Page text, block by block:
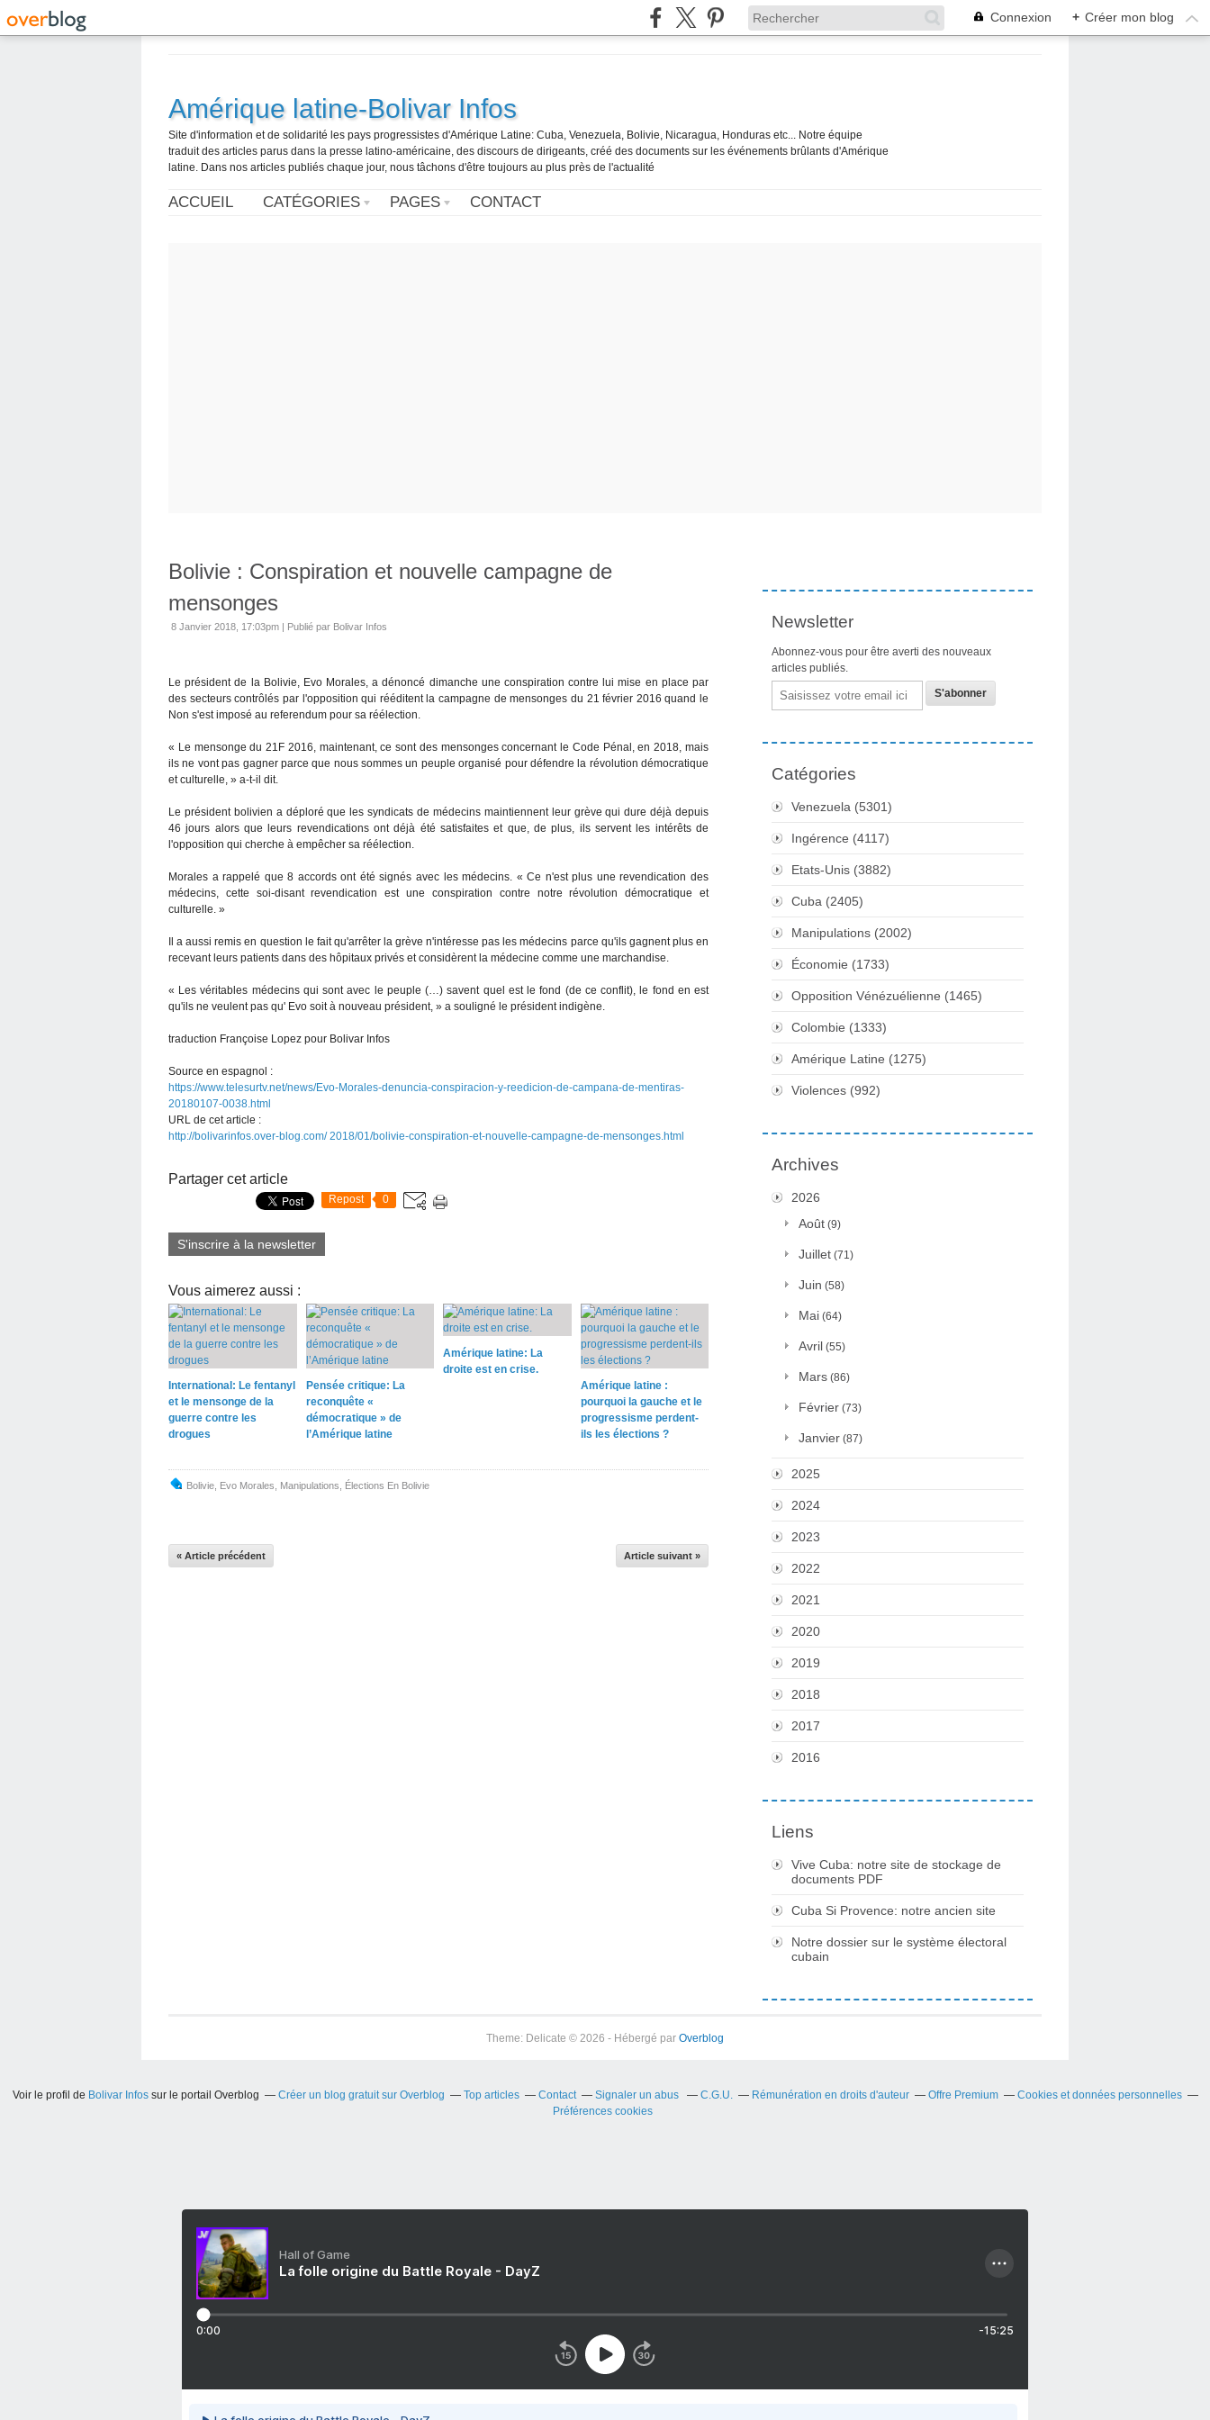
Connexion + Créer mon blog
Amérique latine-Bolivar Infos
Site d'information et de solidarité les pays progressistes d'Amérique Latine: Cuba, Venezuela, Bolivie, Nicaragua, Honduras etc... Notre équipe
traduit des articles parus dans la presse latino-américaine, des discours de dirigeants, créé des documents sur les événements brûlants d'Amérique
latine. Dans nos articles publiés chaque jour, nous tâchons d'être toujours au plus près de l'actualité
ACCUEIL CATÉGORIES PAGES CONTACT
Bolivie : Conspiration et nouvelle campagne de
mensonges
8 Janvier 2018, 17:03pm | Publié par Bolivar Infos
Le président de la Bolivie, Evo Morales, a dénoncé dimanche une conspiration contre lui mise en place par
des secteurs contrôlés par l'opposition qui rééditent la campagne de mensonges du 21 février 2016 quand le
Non s'est imposé au referendum pour sa réélection.
« Le mensonge du 21F 2016, maintenant, ce sont des mensonges concernant le Code Pénal, en 2018, mais
ils ne vont pas gagner parce que nous sommes un peuple organisé pour défendre la révolution démocratique
et culturelle, » a-t-il dit.
Le président bolivien a déploré que les syndicats de médecins maintiennent leur grève qui dure déjà depuis
46 jours alors que leurs revendications ont déjà été satisfaites et que, de plus, ils servent les intérêts de
l'opposition qui cherche à empêcher sa réélection.
Morales a rappelé que 8 accords ont été signés avec les médecins. « Ce n'est plus une revendication des
médecins, cette soi-disant revendication est une conspiration contre notre révolution démocratique et
culturelle. »
Il a aussi remis en question le fait qu'arrêter la grève n'intéresse pas les médecins parce qu'ils gagnent plus en
recevant leurs patients dans des hôpitaux privés et considèrent la médecine comme une marchandise.
« Les véritables médecins qui sont avec le peuple (…) savent quel est le fond (de ce conflit), le fond en est
qu'ils ne veulent pas qu' Evo soit à nouveau président, » a souligné le président indigène.
traduction Françoise Lopez pour Bolivar Infos
Source en espagnol :
https://www.telesurtv.net/news/Evo-Morales-denuncia-conspiracion-y-reedicion-de-campana-de-mentiras-
20180107-0038.html
URL de cet article :
http://bolivarinfos.over-blog.com/ 2018/01/bolivie-conspiration-et-nouvelle-campagne-de-mensonges.html
Partager cet article
Repost 0
S'inscrire à la newsletter
Vous aimerez aussi :
International: Le fentanyl
et le mensonge de la
guerre contre les
drogues
Pensée critique: La
reconquête «
démocratique » de
l’Amérique latine
Amérique latine: La
droite est en crise.
Amérique latine :
pourquoi la gauche et le
progressisme perdent-
ils les élections ?
Bolivie Evo Morales Manipulations Élections En Bolivie
« Article précédent Article suivant »
Newsletter
Abonnez-vous pour être averti des nouveaux
articles publiés.
Email
Catégories
Venezuela (5301)
Ingérence (4117)
Etats-Unis (3882)
Cuba (2405)
Manipulations (2002)
Économie (1733)
Opposition Vénézuélienne (1465)
Colombie (1333)
Amérique Latine (1275)
Violences (992)
Archives
2026
Août (9)
Juillet (71)
Juin (58)
Mai (64)
Avril (55)
Mars (86)
Février (73)
Janvier (87)
2025
2024
2023
2022
2021
2020
2019
2018
2017
2016
Liens
Vive Cuba: notre site de stockage de
documents PDF
Cuba Si Provence: notre ancien site
Notre dossier sur le système électoral
cubain
Theme: Delicate © 2026 - Hébergé par Overblog
Voir le profil de Bolivar Infossur le portail Overblog Créer un blog gratuit sur Overblog Top articles Contact Signaler un abus C.G.U. Rémunération en droits d'auteur Offre Premium
Cookies et données personnelles
Préférences cookies
Hall of Game
La folle origine du Battle Royale - DayZ
0:00 -15:25